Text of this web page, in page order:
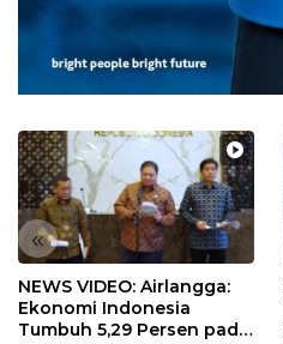
«
NEWS VIDEO: Airlangga:
Ekonomi Indonesia
Tumbuh 5,29 Persen pada